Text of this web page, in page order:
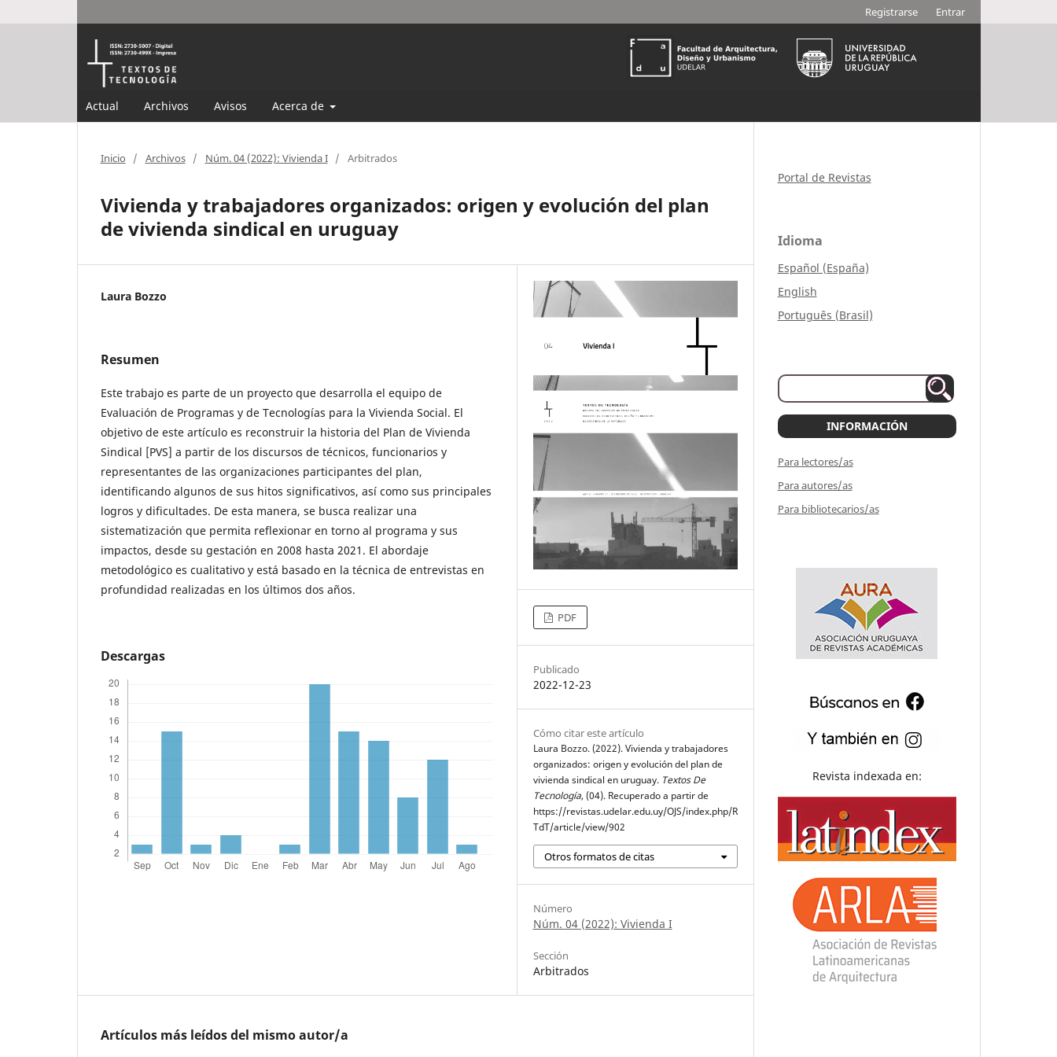
Actual Archivos Avisos Acerca de
Registrarse Entrar
Inicio / Archivos / Núm. 04 (2022): Vivienda I / Arbitrados
Vivienda y trabajadores organizados: origen y evolución del plan
de vivienda sindical en uruguay
Laura Bozzo
Resumen
Este trabajo es parte de un proyecto que desarrolla el equipo de
Evaluación de Programas y de Tecnologías para la Vivienda Social. El
objetivo de este artículo es reconstruir la historia del Plan de Vivienda
Sindical [PVS] a partir de los discursos de técnicos, funcionarios y
representantes de las organizaciones participantes del plan,
identificando algunos de sus hitos significativos, así como sus principales
logros y dificultades. De esta manera, se busca realizar una
sistematización que permita reflexionar en torno al programa y sus
impactos, desde su gestación en 2008 hasta 2021. El abordaje
metodológico es cualitativo y está basado en la técnica de entrevistas en
profundidad realizadas en los últimos dos años.
Descargas
PDF
Publicado
2022-12-23
Cómo citar este artículo
Laura Bozzo. (2022). Vivienda y trabajadores
organizados: origen y evolución del plan de
vivienda sindical en uruguay. Textos De
Tecnología, (04). Recuperado a partir de
https://revistas.udelar.edu.uy/OJS/index.php/R
TdT/article/view/902
Otros formatos de citas
Número
Núm. 04 (2022): Vivienda I
Sección
Arbitrados
Artículos más leídos del mismo autor/a
Portal de Revistas
Idioma
Español (España)
English
Português (Brasil)
INFORMACIÓN
Para lectores/as
Para autores/as
Para bibliotecarios/as
Revista indexada en: